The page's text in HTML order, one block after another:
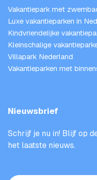
Vakantiepark met
Luxe vakantieparken in
Kindvriendelijke
Kleinschalige
Villapark Nederland
Vakantieparken met
Nieuwsbrief
Schrijf je nu in! Blijf op
het laatste nieuws.